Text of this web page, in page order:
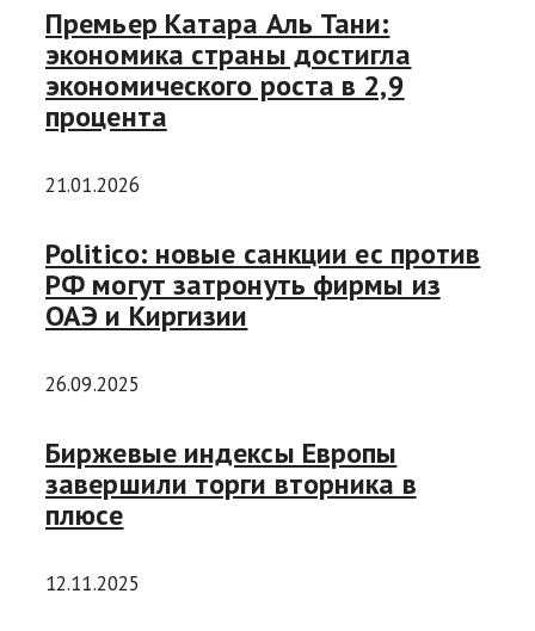
Премьер Катара Аль Тани:
экономика страны достигла
экономического роста в 2,9
процента
21.01.2026
Politico: новые санкции ес против
РФ могут затронуть фирмы из
ОАЭ и Киргизии
26.09.2025
Биржевые индексы Европы
завершили торги вторника в
плюсе
12.11.2025